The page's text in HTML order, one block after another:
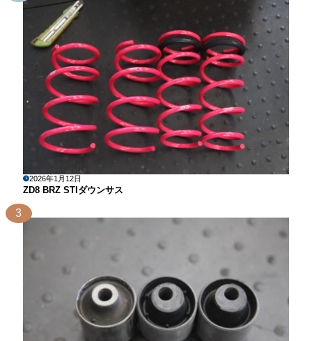
2026年1月12日
ZD8 BRZ STIダウンサス
3